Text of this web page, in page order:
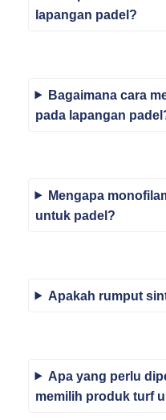
lapangan padel?
Bagaimana cara
pada lapangan
Mengapa
untuk padel?
Apakah rumput
Apa yang perlu
memilih produk turf